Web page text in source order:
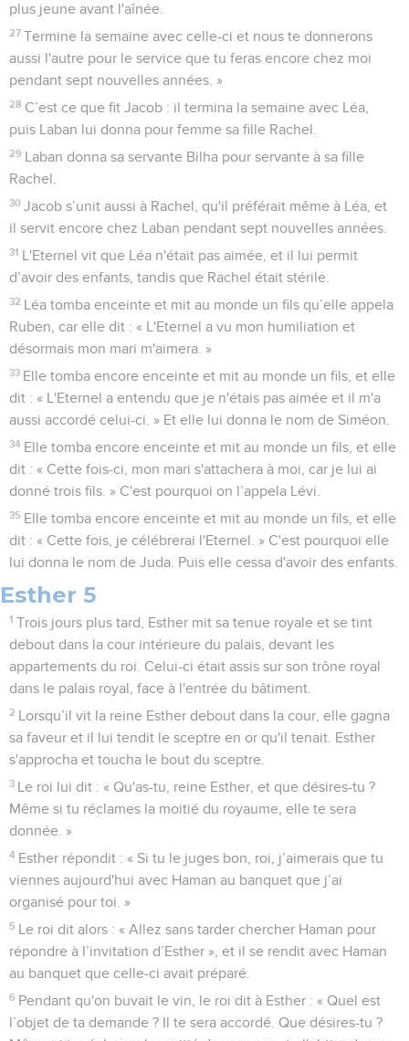
plus jeune avant l'aînée.
27 Termine la semaine avec celle-ci et nous te donnerons
aussi l'autre pour le service que tu feras encore chez moi
pendant sept nouvelles années. »
28 C’est ce que fit Jacob : il termina la semaine avec Léa,
puis Laban lui donna pour femme sa fille Rachel.
29 Laban donna sa servante Bilha pour servante à sa fille
Rachel.
30 Jacob s’unit aussi à Rachel, qu'il préférait même à Léa, et
il servit encore chez Laban pendant sept nouvelles années.
31 L'Eternel vit que Léa n'était pas aimée, et il lui permit
d’avoir des enfants, tandis que Rachel était stérile.
32 Léa tomba enceinte et mit au monde un fils qu’elle appela
Ruben, car elle dit : « L'Eternel a vu mon humiliation et
désormais mon mari m'aimera. »
33 Elle tomba encore enceinte et mit au monde un fils, et elle
dit : « L'Eternel a entendu que je n'étais pas aimée et il m'a
aussi accordé celui-ci. » Et elle lui donna le nom de Siméon.
34 Elle tomba encore enceinte et mit au monde un fils, et elle
dit : « Cette fois-ci, mon mari s'attachera à moi, car je lui ai
donné trois fils. » C'est pourquoi on l’appela Lévi.
35 Elle tomba encore enceinte et mit au monde un fils, et elle
dit : « Cette fois, je célébrerai l'Eternel. » C'est pourquoi elle
lui donna le nom de Juda. Puis elle cessa d'avoir des enfants.
Esther 5
1 Trois jours plus tard, Esther mit sa tenue royale et se tint
debout dans la cour intérieure du palais, devant les
appartements du roi. Celui-ci était assis sur son trône royal
dans le palais royal, face à l'entrée du bâtiment.
2 Lorsqu’il vit la reine Esther debout dans la cour, elle gagna
sa faveur et il lui tendit le sceptre en or qu'il tenait. Esther
s'approcha et toucha le bout du sceptre.
3 Le roi lui dit : « Qu'as-tu, reine Esther, et que désires-tu ?
Même si tu réclames la moitié du royaume, elle te sera
donnée. »
4 Esther répondit : « Si tu le juges bon, roi, j’aimerais que tu
viennes aujourd'hui avec Haman au banquet que j’ai
organisé pour toi. »
5 Le roi dit alors : « Allez sans tarder chercher Haman pour
répondre à l’invitation d’Esther », et il se rendit avec Haman
au banquet que celle-ci avait préparé.
6 Pendant qu'on buvait le vin, le roi dit à Esther : « Quel est
l’objet de ta demande ? Il te sera accordé. Que désires-tu ?